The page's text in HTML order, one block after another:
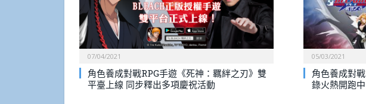
07/04/2021
角色養成對戰RPG手遊《死神：羈絆之刃》雙
平臺上線 同步釋出多項慶祝活動
05/03/2021
角色養成對
錄火熱開跑